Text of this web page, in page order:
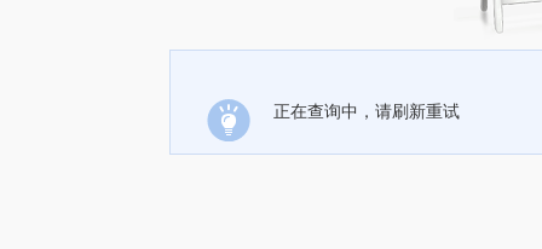
正在查询中，请刷新重试